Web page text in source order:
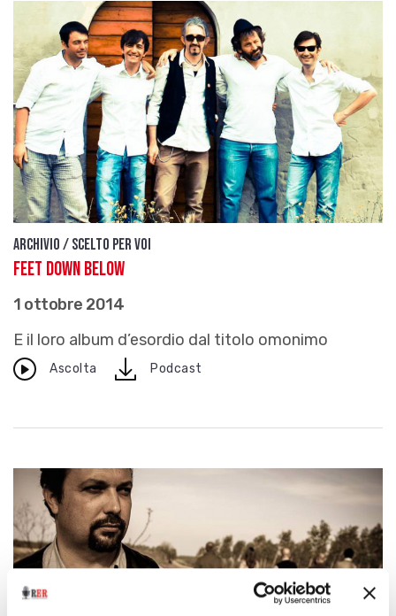
Archivio / Scelto per voi
Feet Down Below
1 ottobre 2014
E il loro album d’esordio dal titolo omonimo
Ascolta downloadPodcast